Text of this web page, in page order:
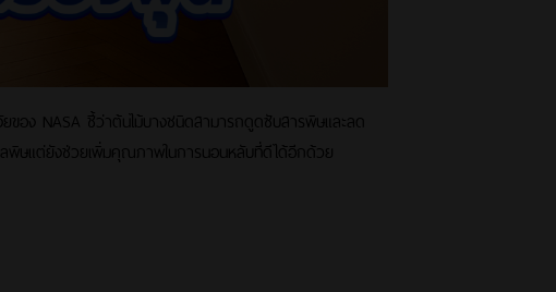
อง NASA ชี้ว่าต้นไม้บางชนิดสามารถดูดซับสารพิษและลด
พิษแต่ยังช่วยเพิ่มคุณภาพในการนอนหลับที่ดีได้อีกด้วย